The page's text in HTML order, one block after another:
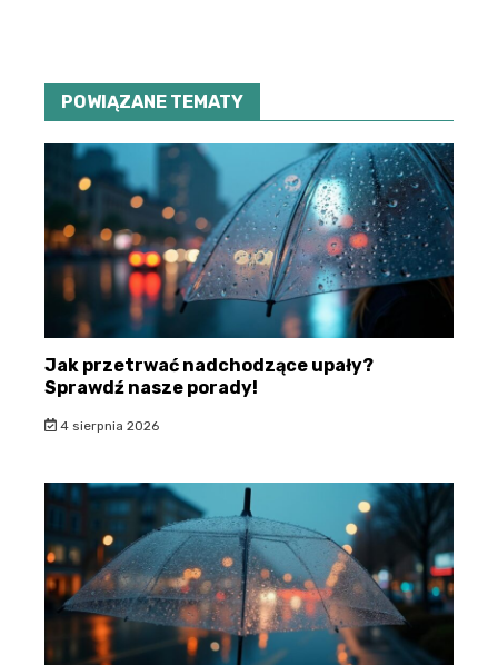
POWIĄZANE TEMATY
Jak przetrwać nadchodzące upały?
Sprawdź nasze porady!
4 sierpnia 2026